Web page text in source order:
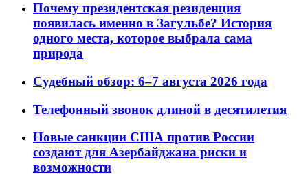
Почему президентская резиденция
появилась именно в Загульбе? История
одного места, которое выбрала сама
природа
Судебный обзор: 6–7 августа 2026 года
Телефонный звонок длиной в десятилетия
Новые санкции США против России
создают для Азербайджана риски и
возможности